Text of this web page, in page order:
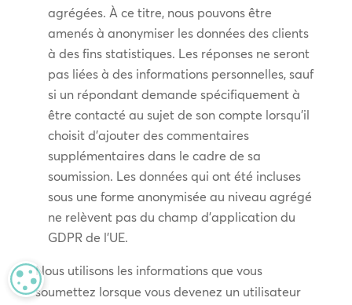
agrégées. À ce titre, nous pouvons être
amenés à anonymiser les données des clients
à des fins statistiques. Les réponses ne seront
pas liées à des informations personnelles, sauf
si un répondant demande spécifiquement à
être contacté au sujet de son compte lorsqu’il
choisit d’ajouter des commentaires
supplémentaires dans le cadre de sa
soumission. Les données qui ont été incluses
sous une forme anonymisée au niveau agrégé
ne relèvent pas du champ d’application du
GDPR de l’UE.
Nous utilisons les informations que vous
soumettez lorsque vous devenez un utilisateur
MANAGE PRIVACY